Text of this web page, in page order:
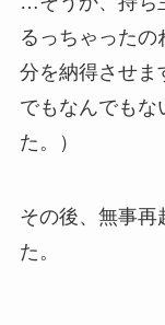
るっちゃったの
分を納得させま
でもなんでもな
た。）
その後、無事再
た。